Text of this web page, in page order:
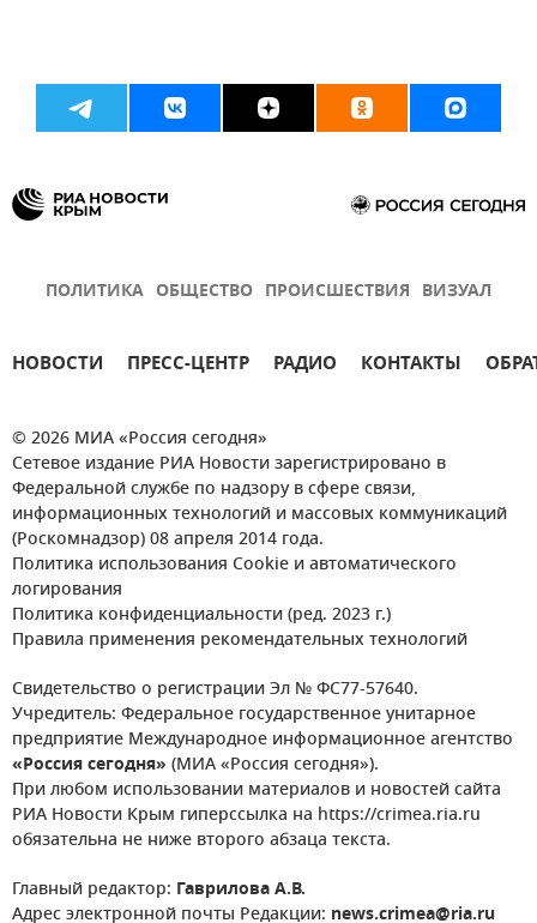
ПОЛИТИКА ОБЩЕСТВО ПРОИСШЕСТВИЯ ВИЗУАЛ
НОВОСТИ ПРЕСС-ЦЕНТР РАДИО КОНТАКТЫ
© 2026 МИА «Россия сегодня»
Сетевое издание РИА Новости зарегистрировано в
Федеральной службе по надзору в сфере связи,
информационных технологий и массовых коммуникаций
(Роскомнадзор) 08 апреля 2014 года.
Политика использования Cookie и автоматического
логирования
Политика конфиденциальности (ред. 2023 г.)
Правила применения рекомендательных технологий
Свидетельство о регистрации Эл № ФС77-57640.
Учредитель: Федеральное государственное унитарное
предприятие Международное информационное агентство
«Россия сегодня» (МИА «Россия сегодня»).
При любом использовании материалов и новостей сайта
РИА Новости Крым гиперссылка на https://crimea.ria.ru
обязательна не ниже второго абзаца текста.
Главный редактор: Гаврилова А.В.
Адрес электронной почты Редакции: news.crimea@ria.ru